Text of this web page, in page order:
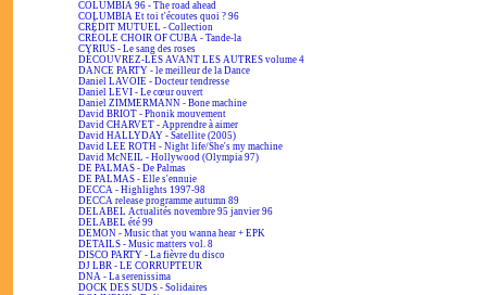
COLUMBIA 96 - The road ahead
COLUMBIA Et toi t'écoutes quoi ? 96
CRÉDIT MUTUEL - Collection
CRÉOLE CHOIR OF CUBA - Tande-la
CYRIUS - Le sang des roses
DÉCOUVREZ-LES AVANT LES AUTRES volume 4
DANCE PARTY - le meilleur de la Dance
Daniel LAVOIE - Docteur tendresse
Daniel LEVI - Le cœur ouvert
Daniel ZIMMERMANN - Bone machine
David BRIOT - Phonik mouvement
David CHARVET - Apprendre à aimer
David HALLYDAY - Satellite (2005)
David LEE ROTH - Night life/She's my machine
David McNEIL - Hollywood (Olympia 97)
DE PALMAS - De Palmas
DE PALMAS - Elle s'ennuie
DECCA - Highlights 1997-98
DECCA release programme autumn 89
DELABEL Actualités novembre 95 janvier 96
DELABEL été 99
DEMON - Music that you wanna hear + EPK
DETAILS - Music matters vol. 8
DISCO PARTY - La fièvre du disco
DJ LBR - LE CORRUPTEUR
DNA - La serenissima
DOCK DES SUDS - Solidaires